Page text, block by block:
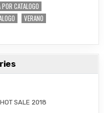
CATALOGO
VERANO
SALE 2018